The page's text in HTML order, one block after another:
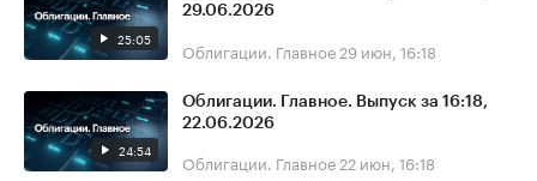
25:05
29.06.2026
Облигации. Главное 29 июн, 16:18
24:54
Облигации. Главное. Выпуск за 16:18,
22.06.2026
Облигации. Главное 22 июн, 16:18